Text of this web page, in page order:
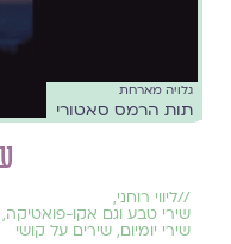
גלויה מארחת
תות הרמס סאטורי
//ליווי רוחני,
שירי טבע וגם אקו-פואטיקה,
שירי יומיום, שירים על קושי